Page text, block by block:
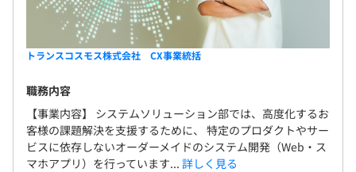
トランスコスモス株式会社 CX事業統括
職務内容
【事業内容】 システムソリューション部では、高度化するお
客様の課題解決を支援するために、 特定のプロダクトやサー
ビスに依存しないオーダーメイドのシステム開発（Web・ス
マホアプリ）を行っています... 詳しく見る